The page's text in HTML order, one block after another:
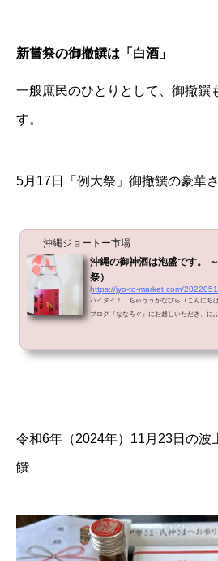
新嘗祭の御撤饌は「白酒」
一般庶民のひとりとして、御撤饌
す。
5月17日「例大祭」御撤饌の豪華
沖縄ジョートー市場
沖縄の御神酒は泡盛です。
祭）
https://jyo-to-market.com/
ハイタイ！ ちゅううがなびら（こんにち
ブログ『ななろぐ』にお越しいただき、に
です。(*^-^*)波上宮例大祭（御例祭）那覇
令和6年（2024年）11月23日の波
饌